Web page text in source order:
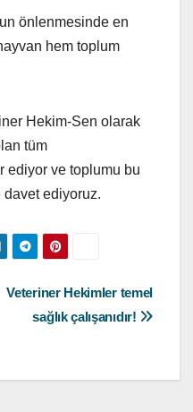
önlenmesinde en
hem toplum
Hekim-Sen olarak
tüm
ediyor ve toplumu bu
davet ediyoruz.
Veteriner Hekimler temel
sağlık çalışanıdır!